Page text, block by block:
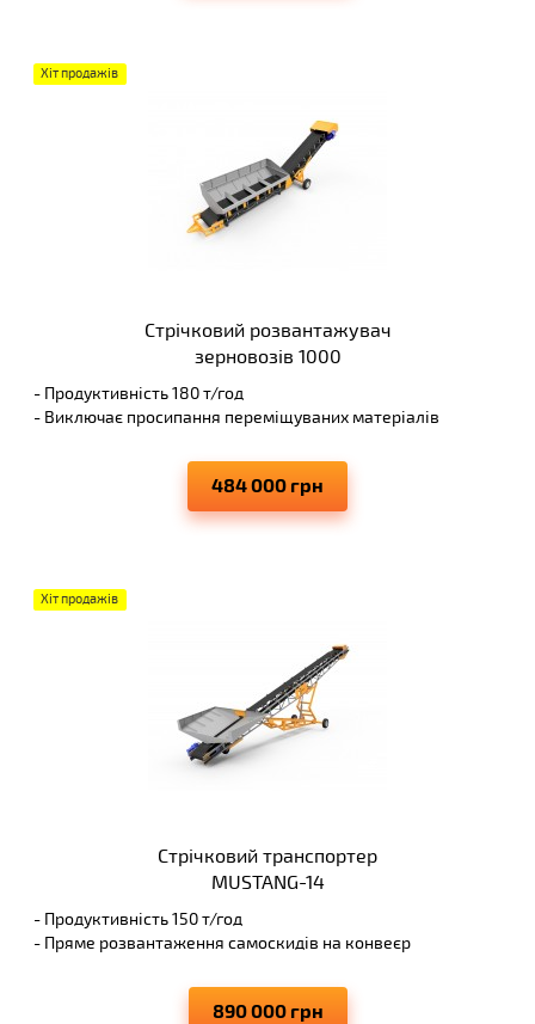
Хіт продажів
Стрічковий розвантажувач
зерновозів 1000
484 000 грн
- Продуктивність 180 т/год
- Виключає просипання переміщуваних матеріалів
- Елементи виконуються з досить великим запасом
Хіт продажів
Стрічковий транспортер
MUSTANG-14
890 000 грн
- Продуктивність 150 т/год
- Пряме розвантаження самоскидів на конвеєр
- Виключає просипання матеріалів, що переміщуються